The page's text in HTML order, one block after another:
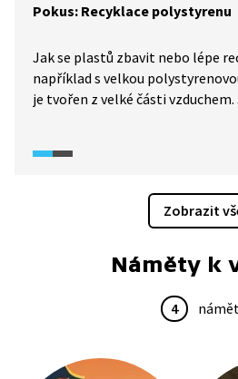
Pokus: Recyklace polystyrenu
Jak se plastů zbavit nebo lépe
například s velkou
je tvořen z velké části
Zobrazit
Náměty k
4